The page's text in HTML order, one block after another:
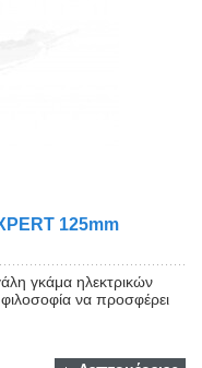
125mm
γκάμα ηλεκτρικών
να προσφέρει